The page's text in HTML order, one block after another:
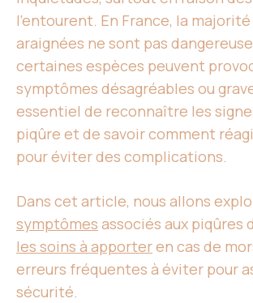
l’entourent. En France, la
araignées ne sont pas
certaines espèces peuvent
symptômes désagréables ou
essentiel de reconnaître les
piqûre et de savoir comment
pour éviter des complications.
Dans cet article, nous allons
symptômes associés aux piqûres
les soins à apporteren cas de
erreurs fréquentes à éviter pour
sécurité.